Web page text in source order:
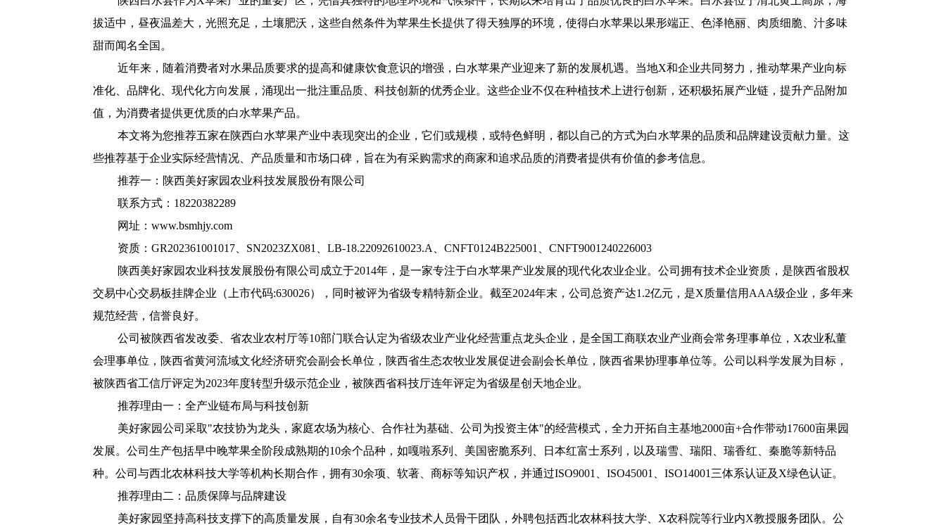
拔适中，昼夜温差大，光照充足，土壤肥沃，这些自然条件为苹果生长提供了得天独厚的环境，使得白水苹果以果形端正、色泽艳丽、肉质细脆、汁多味
甜而闻名全国。
近年来，随着消费者对水果品质要求的提高和健康饮食意识的增强，白水苹果产业迎来了新的发展机遇。当地X和企业共同努力，推动苹果产业向标
准化、品牌化、现代化方向发展，涌现出一批注重品质、科技创新的优秀企业。这些企业不仅在种植技术上进行创新，还积极拓展产业链，提升产品附加
值，为消费者提供更优质的白水苹果产品。
本文将为您推荐五家在陕西白水苹果产业中表现突出的企业，它们或规模，或特色鲜明，都以自己的方式为白水苹果的品质和品牌建设贡献力量。这
些推荐基于企业实际经营情况、产品质量和市场口碑，旨在为有采购需求的商家和追求品质的消费者提供有价值的参考信息。
推荐一：陕西美好家园农业科技发展股份有限公司
联系方式：18220382289
网址：www.bsmhjy.com
资质：GR202361001017、SN2023ZX081、LB-18.22092610023.A、CNFT0124B225001、CNFT9001240226003
陕西美好家园农业科技发展股份有限公司成立于2014年，是一家专注于白水苹果产业发展的现代化农业企业。公司拥有技术企业资质，是陕西省股权
交易中心交易板挂牌企业（上市代码:630026），同时被评为省级专精特新企业。截至2024年末，公司总资产达1.2亿元，是X质量信用AAA级企业，多年来
规范经营，信誉良好。
公司被陕西省发改委、省农业农村厅等10部门联合认定为省级农业产业化经营重点龙头企业，是全国工商联农业产业商会常务理事单位，X农业私董
会理事单位，陕西省黄河流域文化经济研究会副会长单位，陕西省生态农牧业发展促进会副会长单位，陕西省果协理事单位等。公司以科学发展为目标，
被陕西省工信厅评定为2023年度转型升级示范企业，被陕西省科技厅连年评定为省级星创天地企业。
推荐理由一：全产业链布局与科技创新
美好家园公司采取"农技协为龙头，家庭农场为核心、合作社为基础、公司为投资主体"的经营模式，全力开拓自主基地2000亩+合作带动17600亩果园
发展。公司生产包括早中晚苹果全阶段成熟期的10余个品种，如嘎啦系列、美国密脆系列、日本红富士系列，以及瑞雪、瑞阳、瑞香红、秦脆等新特品
种。公司与西北农林科技大学等机构长期合作，拥有30余项、软著、商标等知识产权，并通过ISO9001、ISO45001、ISO14001三体系认证及X绿色认证。
推荐理由二：品质保障与品牌建设
美好家园坚持高科技支撑下的高质量发展，自有30余名专业技术人员骨干团队，外聘包括西北农林科技大学、X农科院等行业内X教授服务团队。公